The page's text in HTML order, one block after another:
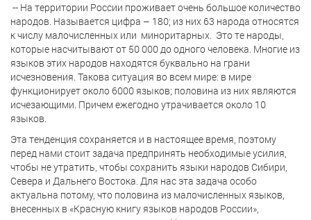
-- На территории России проживает очень большое количество
народов. Называется цифра – 180; из них 63 народа относятся
к числу малочисленных или миноритарных. Это те народы,
которые насчитывают от 50 000 до одного человека. Многие из
языков этих народов находятся буквально на грани
исчезновения. Такова ситуация во всем мире: в мире
функционирует около 6000 языков; половина из них являются
исчезающими. Причем ежегодно утрачивается около 10
языков.
Эта тенденция сохраняется и в настоящее время, поэтому
перед нами стоит задача предпринять необходимые усилия,
чтобы не утратить, чтобы сохранить языки народов Сибири,
Севера и Дальнего Востока. Для нас эта задача особо
актуальна потому, что половина из малочисленных языков,
внесенных в «Красную книгу языков народов России»,